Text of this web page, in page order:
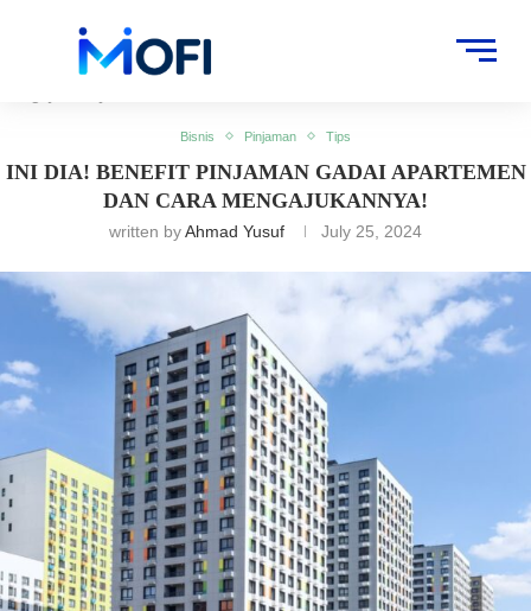
Pinjaman»Ini Dia! Benefit Pinjaman Gadai Apartemen dan Cara
Bisnis Pinjaman Tips
INI DIA! BENEFIT PINJAMAN GADAI APARTEMEN
DAN CARA MENGAJUKANNYA!
written byAhmad Yusuf July 25, 2024